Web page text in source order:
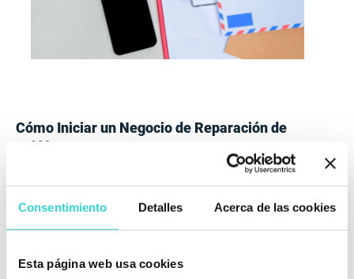
Consentimiento Detalles Acerca de las cookies
Esta página web usa cookies
Cómo Iniciar un Negocio de Reparación de
Teléfonos: 7 Pasos
Después de haber hecho la preparación, puedes
Registra tu negocio como la forma de entidad
impuestos. Este es el primer paso para